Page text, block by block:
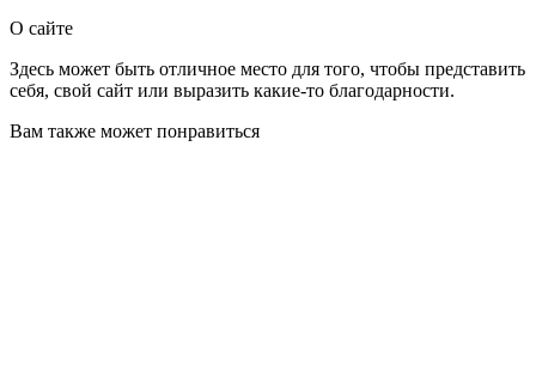
О сайте
Здесь может быть отличное место для того, чтобы представить
себя, свой сайт или выразить какие-то благодарности.
Вам также может понравиться